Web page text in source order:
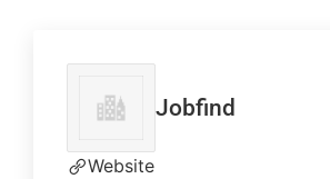
Jobfind
Website